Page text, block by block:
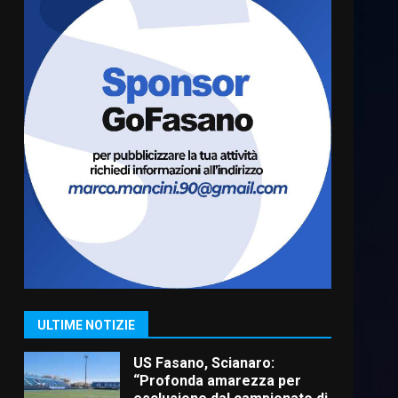
ULTIME NOTIZIE
Cura dei beni comuni e
cittadinanza attiva: online
l’avviso per la gestione
condivisa della Villetta di
Laureto
6 Agosto 2026 06:20
7
La magia del Minareto e la
prima assoluta de “L’Albergo
Belvedere. Il rapimento”
6 Agosto 2026 06:15
1
“I Contestatori: Musica di
Rivoluzione”: nuovo
appuntamento con “Fasano in
US Fasano, Scianaro:
“Profonda amarezza per